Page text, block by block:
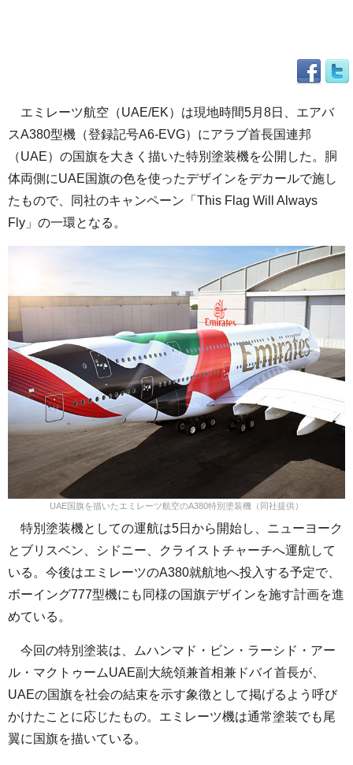
エミレーツ航空（UAE/EK）は現地時間5月8日、エアバ
スA380型機（登録記号A6-EVG）にアラブ首長国連邦
（UAE）の国旗を大きく描いた特別塗装機を公開した。胴
体両側にUAE国旗の色を使ったデザインをデカールで施し
たもので、同社のキャンペーン「This Flag Will Always
Fly」の一環となる。
UAE国旗を描いたエミレーツ航空のA380特別塗装機（同社提供）
特別塗装機としての運航は5日から開始し、ニューヨーク
とブリスベン、シドニー、クライストチャーチへ運航して
いる。今後はエミレーツのA380就航地へ投入する予定で、
ボーイング777型機にも同様の国旗デザインを施す計画を進
めている。
今回の特別塗装は、ムハンマド・ビン・ラーシド・アー
ル・マクトゥームUAE副大統領兼首相兼ドバイ首長が、
UAEの国旗を社会の結束を示す象徴として掲げるよう呼び
かけたことに応じたもの。エミレーツ機は通常塗装でも尾
翼に国旗を描いている。